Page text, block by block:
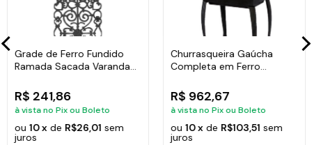
Grade de Ferro Fundido
Ramada Sacada Varanda
R$ 241,86
à vista no Pix ou Boleto
ou 10 xde R$26,01 sem
juros
Churrasqueira Gaúcha
Completa em Ferro
R$ 962,67
à vista no Pix ou Boleto
ou 10 xde R$103,51 sem
juros